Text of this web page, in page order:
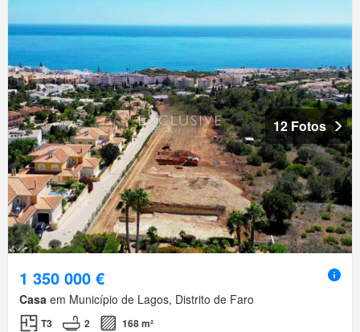
12 Fotos
1 350 000 €
Casa em Município de Lagos, Distrito de Faro
T3 2 168 m²